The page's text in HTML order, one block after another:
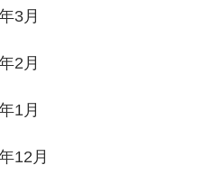
3月
2月
1月
12月